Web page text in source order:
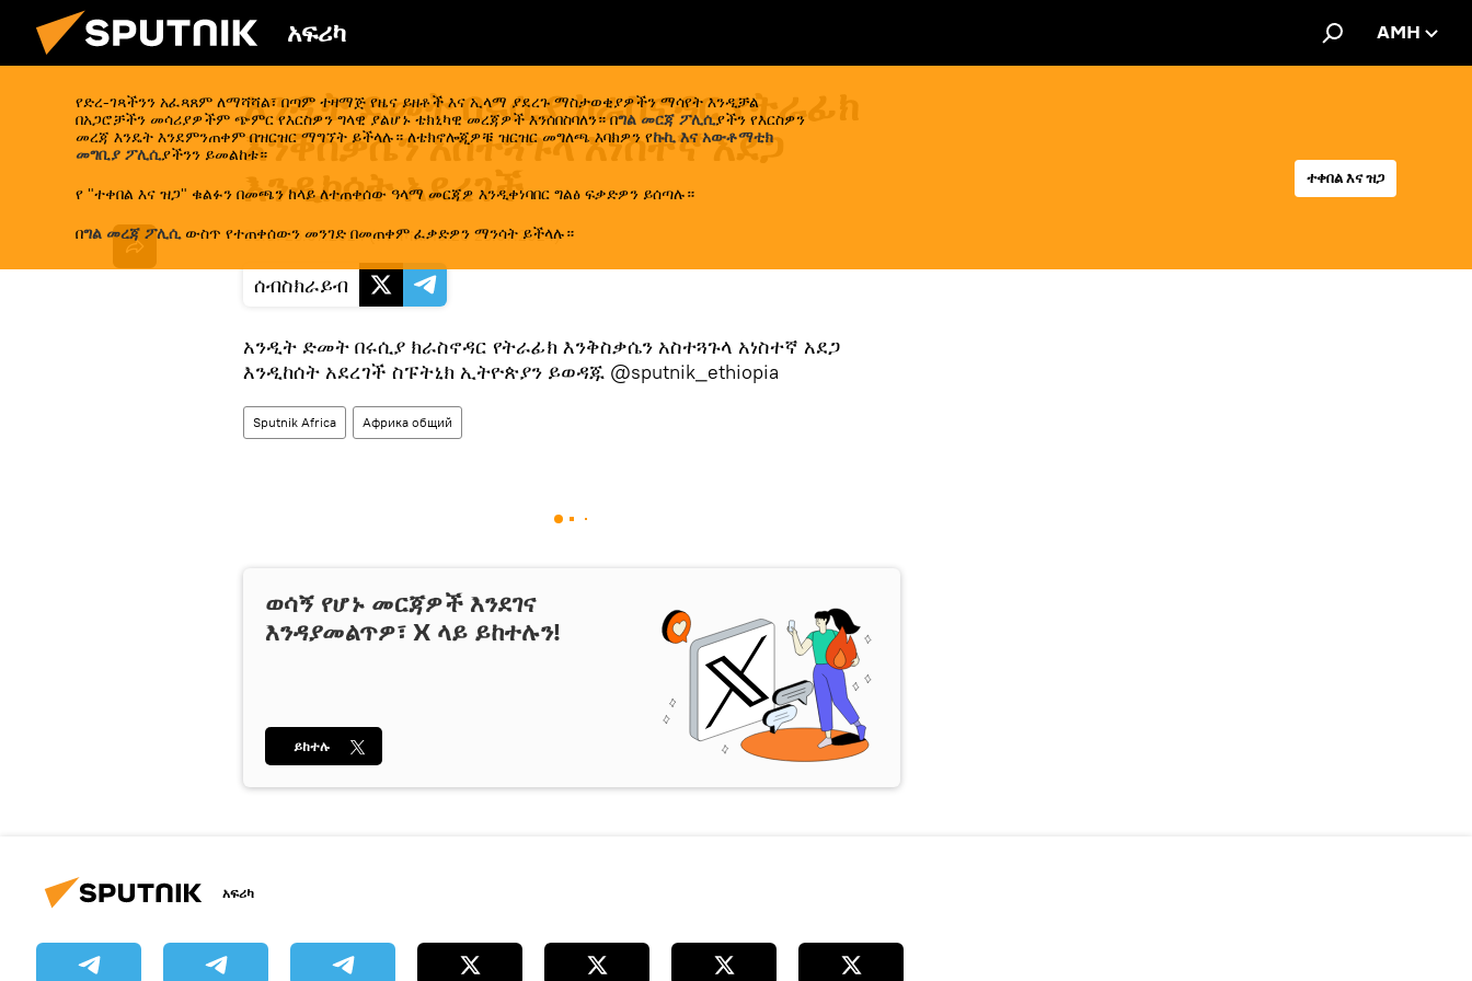
አፍሪካ AMH
የድረ-ገጻችንን አፈጻጸም ለማሻሻል፣ በጣም ተዛማጅ የዜና ይዘቶች እና ኢላማ ያደረጉ ማስታወቂያዎችን ማሳየት እንዲቻል
በአጋሮቻችን መሳሪያዎችም ጭምር የእርስዎን ግላዊ ያልሆኑ ቴክኒካዊ መረጃዎች እንሰበስባለን። በግል መርጃ ፖሊሲያችን የእርስዎን
መረጃ እንዴት እንደምንጠቀም በዝርዝር ማግኘት ይችላሉ። ለቴክኖሎጂዎቹ ዝርዝር መግለጫ እባክዎን የኩኪ እና አውቶማቲክ
መግቢያ ፖሊሲያችንን ይመልከቱ።
የ "ተቀበል እና ዝጋ" ቁልፉን በመጫን ከላይ ለተጠቀሰው ዓላማ መርጃዎ እንዲቀነባበር ግልፅ ፍቃድዎን ይሰጣሉ።
በግል መረጃ ፖሊሲውስጥ የተጠቀሰውን መንገድ በመጠቀም ፈቃድዎን ማንሳት ይችላሉ።
ተቀበል እና ዝጋ
አንዲት ድመት በሩሲያ ክራስኖዳር የትራፊክ
እንቅስቃሴን አስተጓጉላ አነስተኛ አደጋ
እንዲከሰት አደረገች
09:51 26.07.2024 (የተሻሻለ:10:20 26.07.2024)
ሰብስክራይብ
አንዲት ድመት በሩሲያ ክራስኖዳር የትራፊክ እንቅስቃሴን አስተጓጉላ አነስተኛ አደጋ
እንዲከሰት አደረገች ስፑትኒክ ኢትዮጵያን ይወዳጁ @sputnik_ethiopia
Sputnik Africa Африка общий
ወሳኝ የሆኑ መርጃዎች እንደገና
እንዳያመልጥዎ፣ X ላይ ይከተሉን!
ይከተሉ
አፍሪካ